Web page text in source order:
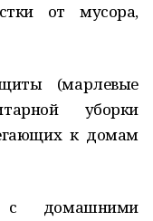
от мусора,
(марлевые
уборки
к домам
с домашними